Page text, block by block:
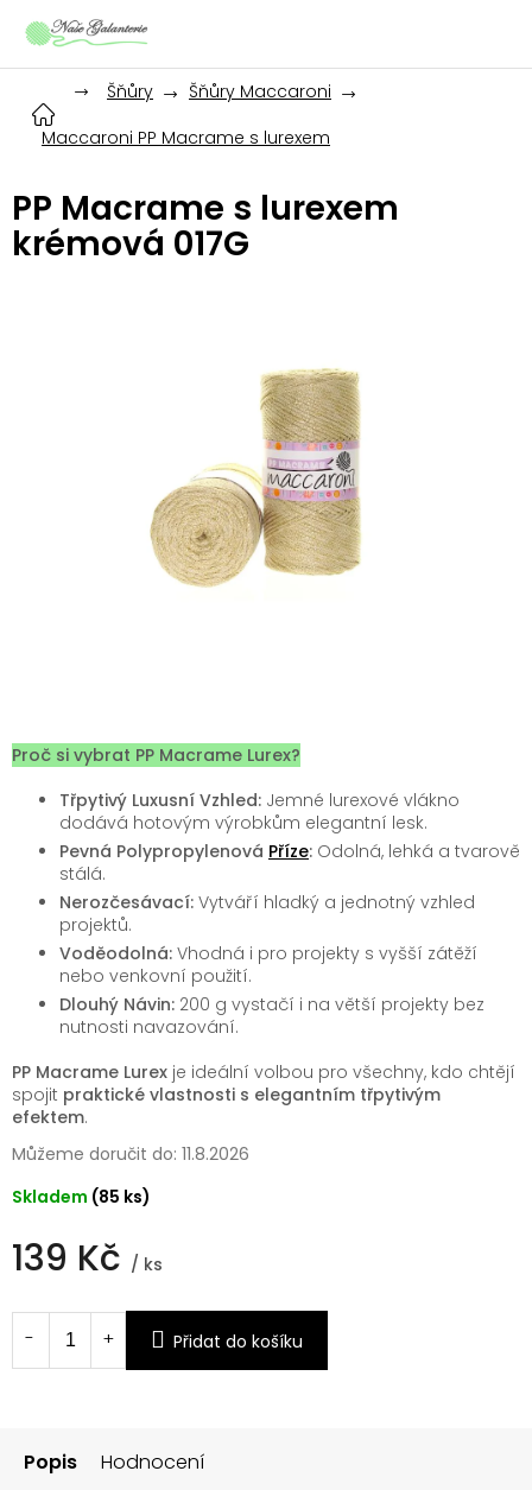
Šňůry
Šňůry Maccaroni
Maccaroni PP Macrame s lurexem
PP Macrame s lurexem
krémová 017G
139 Kč / ks
cena:
Skladem (85 ks)
Můžeme doručit do: 11.8.2026
Přidat do košíku
Proč si vybrat PP Macrame Lurex?
Třpytivý Luxusní Vzhled: Jemné lurexové vlákno
dodává hotovým výrobkům elegantní lesk.
Pevná Polypropylenová Příze: Odolná, lehká a tvarově
stálá.
Nerozčesávací: Vytváří hladký a jednotný vzhled
projektů.
Voděodolná: Vhodná i pro projekty s vyšší zátěží
nebo venkovní použití.
Dlouhý Návin: 200 g vystačí i na větší projekty bez
nutnosti navazování.
PP Macrame Lurex je ideální volbou pro všechny, kdo chtějí
spojit praktické vlastnosti s elegantním třpytivým
efektem.
Popis Hodnocení